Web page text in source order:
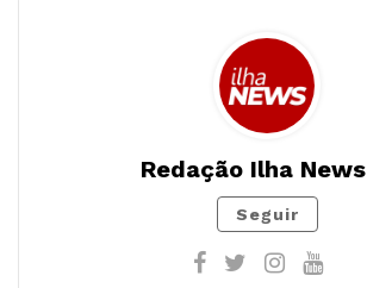
Redação Ilha News
Seguir